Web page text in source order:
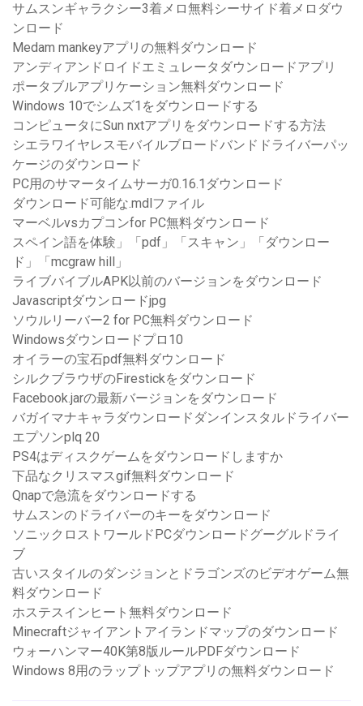
サムスンギャラクシー3着メロ無料シーサイド着メロダウ
ンロード
Medam mankeyアプリの無料ダウンロード
アンディアンドロイドエミュレータダウンロードアプリ
ポータブルアプリケーション無料ダウンロード
Windows 10でシムズ1をダウンロードする
コンピュータにSun nxtアプリをダウンロードする方法
シエラワイヤレスモバイルブロードバンドドライバーパッ
ケージのダウンロード
PC用のサマータイムサーガ0.16.1ダウンロード
ダウンロード可能な.mdlファイル
マーベルvsカプコンfor PC無料ダウンロード
スペイン語を体験」「pdf」「スキャン」「ダウンロー
ド」「mcgraw hill」
ライブバイブルAPK以前のバージョンをダウンロード
Javascriptダウンロードjpg
ソウルリーバー2 for PC無料ダウンロード
Windowsダウンロードプロ10
オイラーの宝石pdf無料ダウンロード
シルクブラウザのFirestickをダウンロード
Facebook.jarの最新バージョンをダウンロード
バガイマナキャラダウンロードダンインスタルドライバー
エプソンplq 20
PS4はディスクゲームをダウンロードしますか
下品なクリスマスgif無料ダウンロード
Qnapで急流をダウンロードする
サムスンのドライバーのキーをダウンロード
ソニックロストワールドPCダウンロードグーグルドライ
ブ
古いスタイルのダンジョンとドラゴンズのビデオゲーム無
料ダウンロード
ホステスインヒート無料ダウンロード
Minecraftジャイアントアイランドマップのダウンロード
ウォーハンマー40K第8版ルールPDFダウンロード
Windows 8用のラップトップアプリの無料ダウンロード